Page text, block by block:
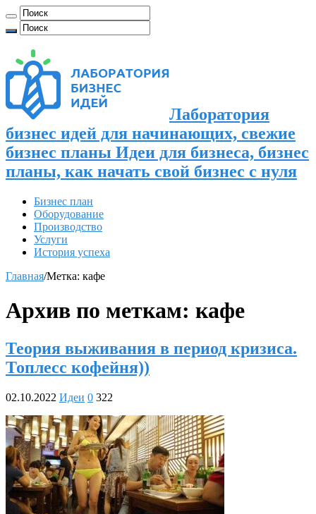
Лаборатория
бизнес идей для начинающих, свежие
бизнес планы Идеи для бизнеса, бизнес
планы, как начать свой бизнес с нуля
Бизнес план
Оборудование
Производство
Услуги
История успеха
Главная/Метка: кафе
Архив по меткам: кафе
Теория выживания в период кризиса.
Топлесс кофейня))
02.10.2022 Идеи 0 322